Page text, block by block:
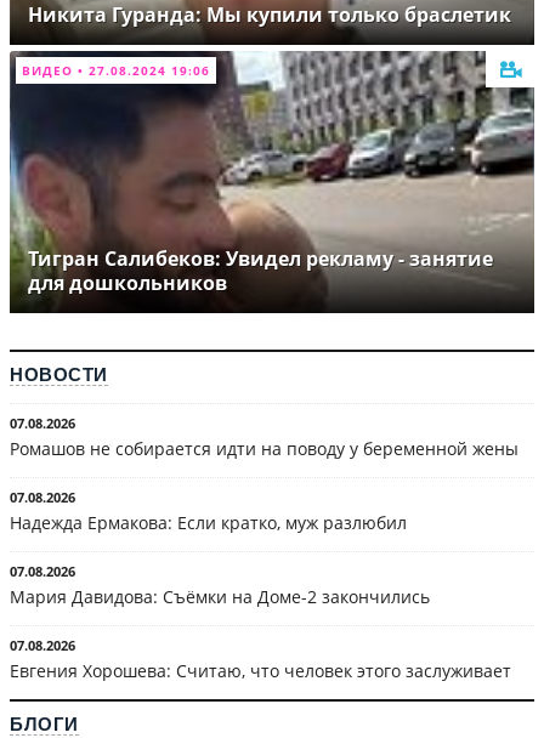
Никита Гуранда: Мы купили только браслетик
ВИДЕО • 27.08.2024 19:06
Тигран Салибеков: Увидел рекламу - занятие
для дошкольников
НОВОСТИ
07.08.2026
Ромашов не собирается идти на поводу у беременной жены
07.08.2026
Надежда Ермакова: Если кратко, муж разлюбил
07.08.2026
Мария Давидова: Съёмки на Доме-2 закончились
07.08.2026
Евгения Хорошева: Считаю, что человек этого заслуживает
БЛОГИ